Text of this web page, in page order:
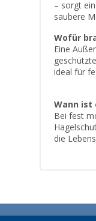
– sorgt
saubere
Wofür
Eine
ideal für
Wann ist
Bei fest
die